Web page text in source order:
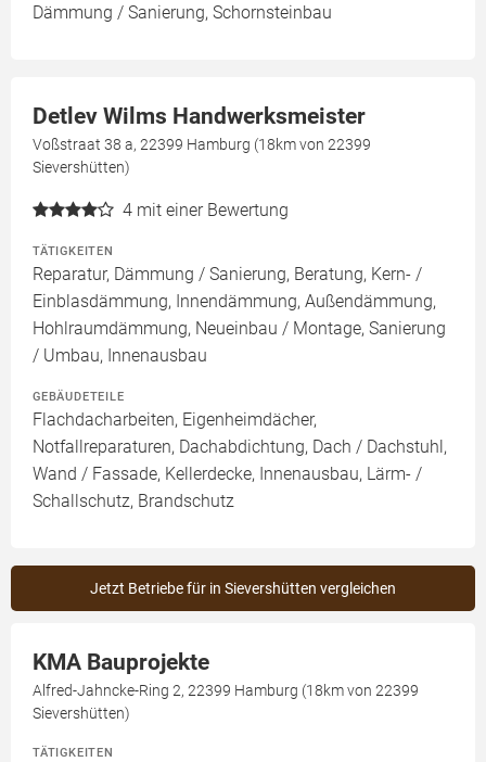
Dämmung / Sanierung, Schornsteinbau
Detlev Wilms Handwerksmeister
Voßstraat 38 a, 22399 Hamburg (18km von 22399
Sievershütten)
4 mit einer Bewertung
TÄTIGKEITEN
Reparatur, Dämmung / Sanierung, Beratung, Kern- /
Einblasdämmung, Innendämmung, Außendämmung,
Hohlraumdämmung, Neueinbau / Montage, Sanierung
/ Umbau, Innenausbau
GEBÄUDETEILE
Flachdacharbeiten, Eigenheimdächer,
Notfallreparaturen, Dachabdichtung, Dach / Dachstuhl,
Wand / Fassade, Kellerdecke, Innenausbau, Lärm- /
Schallschutz, Brandschutz
Jetzt Betriebe für in Sievershütten vergleichen
KMA Bauprojekte
Alfred-Jahncke-Ring 2, 22399 Hamburg (18km von 22399
Sievershütten)
TÄTIGKEITEN